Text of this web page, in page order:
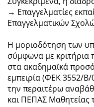
→ Επαγγελματίες
Επαγγελματικών
Η μοριοδότηση των
σύμφωνα με κριτήρια
στα ακαδημαϊκά
εμπειρία (ΦΕΚ 3552/
την περαιτέρω
και ΠΕΠΑΣ Μαθητείας